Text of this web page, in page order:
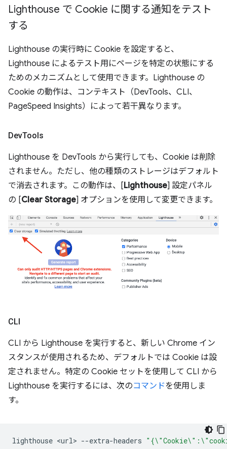
Lighthouse で Cookie に関する通知をテスト
する
Lighthouse の実行時に Cookie を設定すると、
Lighthouse によるテスト用にページを特定の状態にする
ためのメカニズムとして使用できます。Lighthouse の
Cookie の動作は、コンテキスト（DevTools、CLI、
PageSpeed Insights）によって若干異なります。
DevTools
Lighthouse を DevTools から実行しても、Cookie は削除
されません。ただし、他の種類のストレージはデフォルト
で消去されます。この動作は、[Lighthouse] 設定パネル
の [Clear Storage] オプションを使用して変更できます。
CLI
CLI から Lighthouse を実行すると、新しい Chrome イン
スタンスが使用されるため、デフォルトでは Cookie は設
定されません。特定の Cookie セットを使用して CLI から
Lighthouse を実行するには、次のコマンドを使用しま
す。
lighthouse <url> --extra-headers